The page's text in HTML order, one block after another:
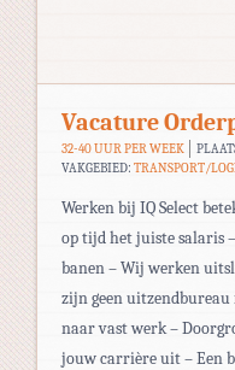
Vacature
32-40 UUR PER WEEK
VAKGEBIED: TRANSPORT/
Werken bij IQ Select
op tijd het juiste salaris
banen – Wij werken
zijn geen uitzendbureau
naar vast werk –
jouw carrière uit – Een